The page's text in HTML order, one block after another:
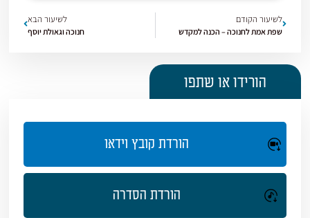
לשיעור הקודם
שפת אמת לחנוכה – הכנה למקדש
לשיעור הבא
חנוכה וגאולת יוסף
הורידו או שתפו
הורדת קובץ וידאו
הורדת הסדרה